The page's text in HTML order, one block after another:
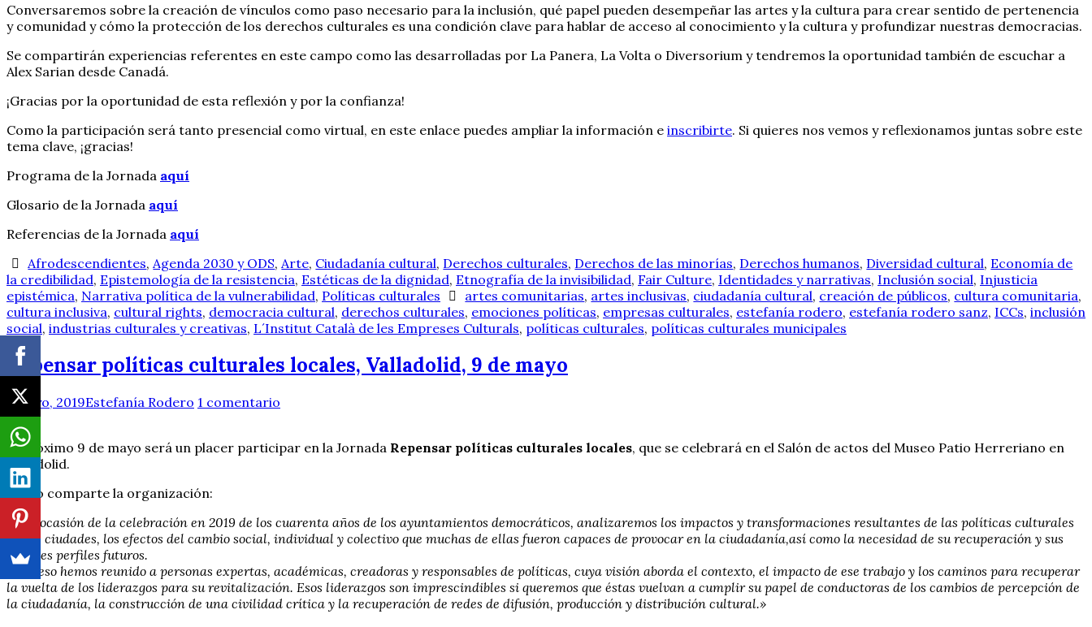
Conversaremos sobre la creación de vínculos como paso necesario para la inclusión, qué papel pueden desempeñar las artes y la cultura para crear sentido de pertenencia
y comunidad y cómo la protección de los derechos culturales es una condición clave para hablar de acceso al conocimiento y la cultura y profundizar nuestras democracias.
Se compartirán experiencias referentes en este campo como las desarrolladas por La Panera, La Volta o Diversorium y tendremos la oportunidad también de escuchar a
Alex Sarian desde Canadá.
¡Gracias por la oportunidad de esta reflexión y por la confianza!
Como la participación será tanto presencial como virtual, en este enlace puedes ampliar la información e inscribirte. Si quieres nos vemos y reflexionamos juntas sobre este
tema clave, ¡gracias!
Programa de la Jornada aquí
Glosario de la Jornada aquí
Referencias de la Jornada aquí
Afrodescendientes,Agenda 2030 y ODS,Arte, Ciudadanía cultural, Derechos culturales, Derechos de las minorías, Derechos humanos, Diversidad cultural, Economía de
la credibilidad, Epistemología de la resistencia, Estéticas de la dignidad, Etnografía de la invisibilidad, Fair Culture, Identidades y narrativas, Inclusión social, Injusticia
epistémica, Narrativa política de la vulnerabilidad, Políticas culturales artes comunitarias, artes inclusivas, ciudadanía cultural, creación de públicos, cultura comunitaria,
cultura inclusiva, cultural rights, democracia cultural, derechos culturales, emociones políticas, empresas culturales, estefanía rodero, estefanía rodero sanz, ICCs, inclusión
social, industrias culturales y creativas, L´Institut Català de les Empreses Culturals, políticas culturales, políticas culturales municipales
Repensar políticas culturales locales, Valladolid, 9 de mayo
1 mayo, 2019Estefanía Rodero 1 comentario
El próximo 9 de mayo será un placer participar en la Jornada Repensar políticas culturales locales, que se celebrará en el Salón de actos del Museo Patio Herreriano en
Valladolid.
Como comparte la organización:
«Con ocasión de la celebración en 2019 de los cuarenta años de los ayuntamientos democráticos, analizaremos los impactos y transformaciones resultantes de las políticas culturales
en las ciudades, los efectos del cambio social, individual y colectivo que muchas de ellas fueron capaces de provocar en la ciudadanía,así como la necesidad de su recuperación y sus
posibles perfiles futuros.
Para eso hemos reunido a personas expertas, académicas, creadoras y responsables de políticas, cuya visión aborda el contexto, el impacto de ese trabajo y los caminos para recuperar
la vuelta de los liderazgos para su revitalización. Esos liderazgos son imprescindibles si queremos que éstas vuelvan a cumplir su papel de conductoras de los cambios de percepción de
la ciudadanía, la construcción de una civilidad crítica y la recuperación de redes de difusión, producción y distribución cultural.»